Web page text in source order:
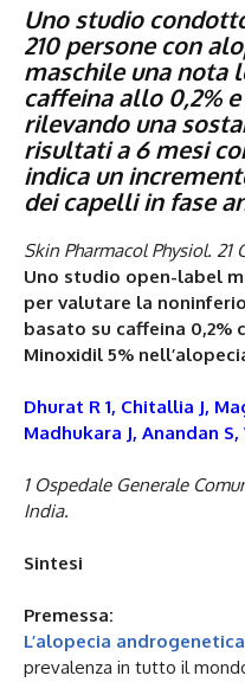
Uno studio
210 persone con
maschile una nota
caffeina allo 0,2%
rilevando una
risultati a 6 mesi
indica un
dei capelli in fase
Skin Pharmacol Physiol. 21
Uno studio open-label
per valutare la
basato su caffeina 0,2%
Minoxidil 5%
Dhurat R 1, Chitallia J,
Madhukara J, Anandan
1 Ospedale Generale
India.
Sintesi
Premessa:
L’alopecia androgenetica
prevalenza in tutto il